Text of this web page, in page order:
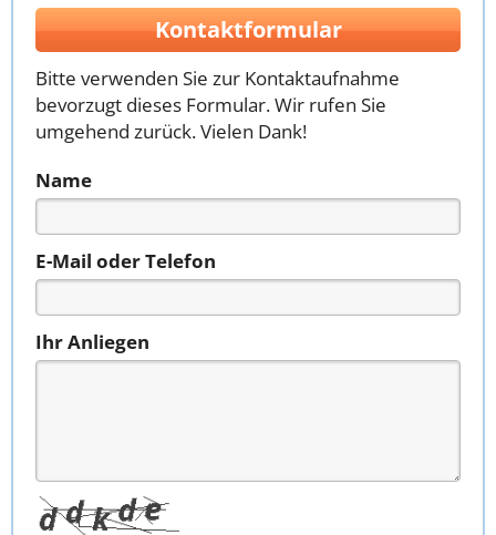
Kontaktformular
Bitte verwenden Sie zur Kontaktaufnahme
bevorzugt dieses Formular. Wir rufen Sie
umgehend zurück. Vielen Dank!
Name
E-Mail oder Telefon
Ihr Anliegen